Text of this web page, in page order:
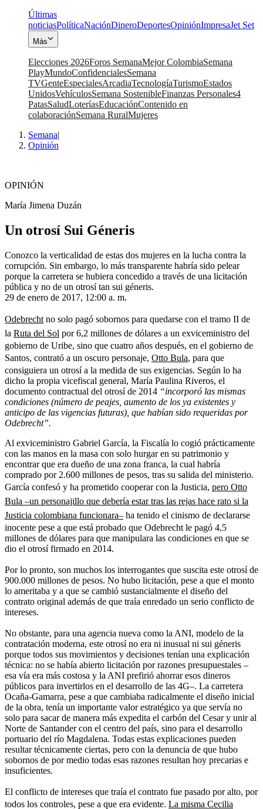
Últimas
noticiasPolíticaNaciónDineroDeportesOpiniónImpresaJet Set
Más
Elecciones 2026Foros SemanaMejor ColombiaSemana
PlayMundoConfidencialesSemana
TVGenteEspecialesArcadiaTecnologíaTurismoEstados
UnidosVehículosSemana SostenibleFinanzas Personales4
PatasSaludLoteríasEducaciónContenido en
colaboraciónSemana RuralMujeres
Semana|
Opinión
OPINIÓN
María Jimena Duzán
Un otrosí Sui Géneris
Conozco la verticalidad de estas dos mujeres en la lucha contra la
porque la carretera se hubiera concedido a través de una licitación
pública y no de un otrosí tan sui géneris.
29 de enero de 2017, 12:00 a. m.
Odebrecht no solo pagó sobornos para quedarse con el tramo II de
laRuta del Solpor 6,2 millones de dólares a un exviceministro del
gobierno de Uribe, sino que cuatro años después, en el gobierno de
Santos, contrató a un oscuro personaje, Otto Bula , para que
consiguiera un otrosí a la medida de sus exigencias. Según lo ha
dicho la propia vicefiscal general, María Paulina Riveros, el
documento contractual del otrosí de 2014“incorporó las mismas
condiciones (número de peajes, aumento de los ya existentes y
anticipo de las vigencias futuras), que habían sido requeridas por
Al exviceministro Gabriel García, la Fiscalía lo cogió prácticamente